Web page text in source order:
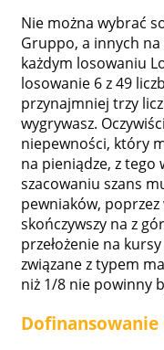
Nie można wybrać
Gruppo, a innych
każdym losowaniu
losowanie 6 z 49
przynajmniej trzy
wygrywasz.
niepewności, który
na pieniądze, z tego
szacowaniu szans
pewniaków,
skończywszy na z
przełożenie na
związane z typem
niż 1/8 nie powinny